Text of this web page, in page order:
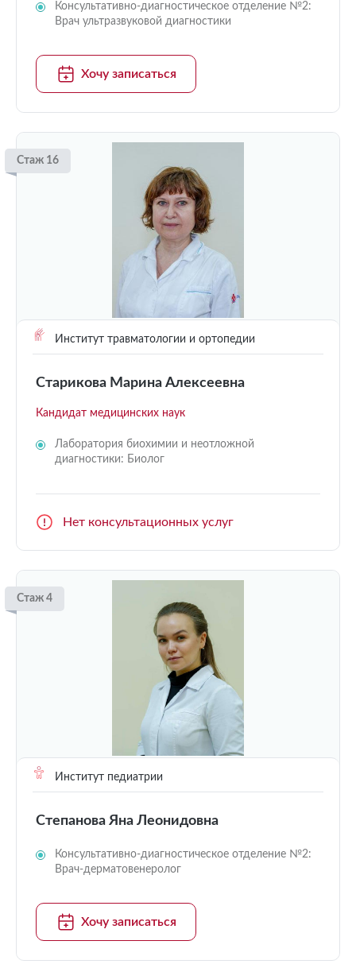
Консультативно-диагностическое отделение №2:
Врач ультразвуковой диагностики
Хочу записаться
Стаж 16
Институт травматологии и ортопедии
Старикова Марина Алексеевна
Кандидат медицинских наук
Лаборатория биохимии и неотложной
диагностики: Биолог
Нет консультационных услуг
Стаж 4
Институт педиатрии
Степанова Яна Леонидовна
Консультативно-диагностическое отделение №2:
Врач-дерматовенеролог
Хочу записаться